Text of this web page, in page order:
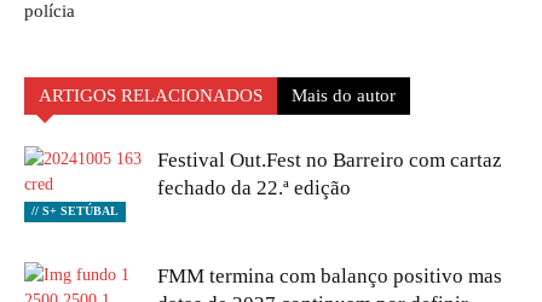
polícia
ARTIGOS RELACIONADOS Mais do autor
// S+ SETÚBAL
Festival Out.Fest no Barreiro com cartaz
fechado da 22.ª edição
FMM termina com balanço positivo mas